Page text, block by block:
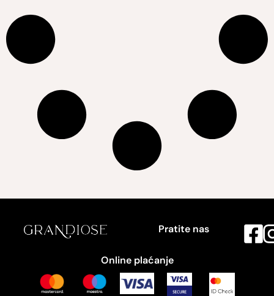
Pratite nas
Online plaćanje